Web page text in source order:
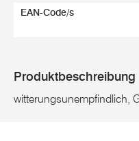
EAN-Code/s
Produktbeschreibung
witterungsunempfindlich,